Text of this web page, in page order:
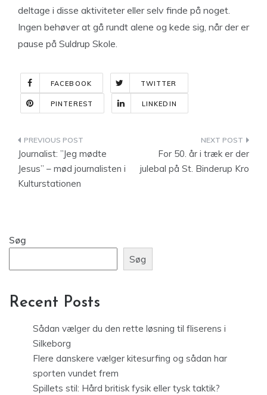
deltage i disse aktiviteter eller selv finde på noget.
Ingen behøver at gå rundt alene og kede sig, når der er
pause på Suldrup Skole.
FACEBOOK TWITTER
PINTEREST LINKEDIN
Indlægsnavigation
Journalist: ”Jeg mødte
Jesus” – mød journalisten i
Kulturstationen
For 50. år i træk er der
julebal på St. Binderup Kro
Søg
Søg
Recent Posts
Sådan vælger du den rette løsning til fliserens i
Silkeborg
Flere danskere vælger kitesurfing og sådan har
sporten vundet frem
Spillets stil: Hård britisk fysik eller tysk taktik?